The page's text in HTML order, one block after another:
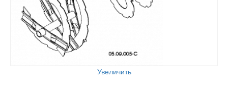
Увеличить